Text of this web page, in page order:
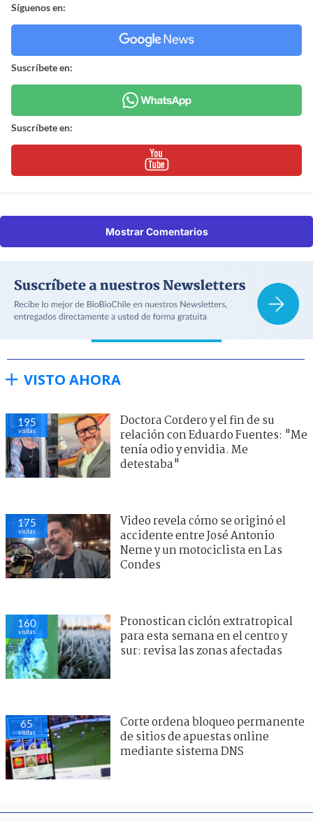
Síguenos en:
Suscríbete en:
Suscríbete en:
Mostrar Comentarios
VISTO AHORA
195
visitas
Doctora Cordero y el fin de su
relación con Eduardo Fuentes: "Me
tenía odio y envidia. Me
detestaba"
175
visitas
Video revela cómo se originó el
accidente entre José Antonio
Neme y un motociclista en Las
Condes
160
visitas
Pronostican ciclón extratropical
para esta semana en el centro y
sur: revisa las zonas afectadas
65
visitas
Corte ordena bloqueo permanente
de sitios de apuestas online
mediante sistema DNS